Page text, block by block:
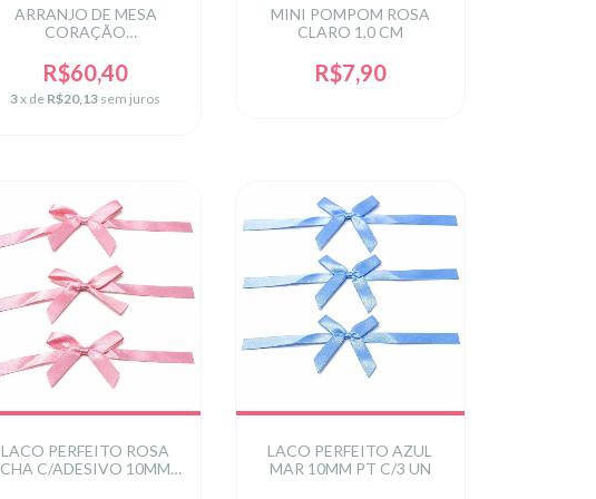
ARRANJO DE MESA
CORAÇÃO
TE AMO
R$60,40
3x de R$20,13 sem juros
MINI POMPOM ROSA
CLARO 1,0 CM
R$7,90
LACO PERFEITO ROSA
CHA C/ADESIVO 10MM
LACO PERFEITO AZUL
MAR 10MM PT C/3 UN